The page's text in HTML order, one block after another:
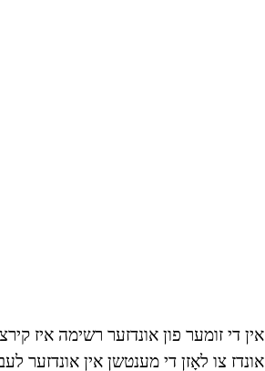
אין די זומער פון אונדזער רשימה איז
אונדז צו לאָזן די מענטשן אין אונדזער